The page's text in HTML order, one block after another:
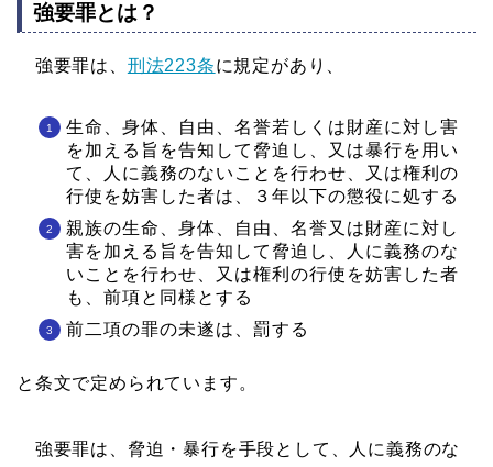
強要罪とは？
強要罪は、 刑法223条に規定があり、
生命、身体、自由、名誉若しくは財産に対し害
を加える旨を告知して脅迫し、又は暴行を用い
て、人に義務のないことを行わせ、又は権利の
行使を妨害した者は、３年以下の懲役に処する
親族の生命、身体、自由、名誉又は財産に対し
害を加える旨を告知して脅迫し、人に義務のな
いことを行わせ、又は権利の行使を妨害した者
も、前項と同様とする
前二項の罪の未遂は、罰する
と条文で定められています。
強要罪は、脅迫・暴行を手段として、人に義務のな